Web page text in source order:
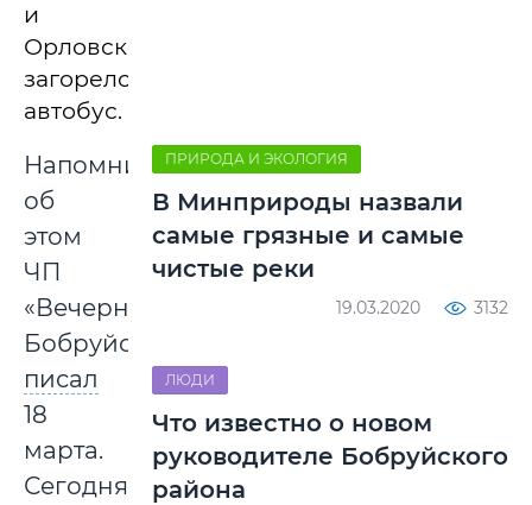
и
Орловского
загорелся
автобус.
Напомним,
об
этом
ЧП
«Вечерний
Бобруйск»
писал
18
марта.
Сегодня,
ПРИРОДА И ЭКОЛОГИЯ
В Минприроды назвали
самые грязные и самые
чистые реки
19.03.2020 3132
ЛЮДИ
Что известно о новом
руководителе Бобруйского
района